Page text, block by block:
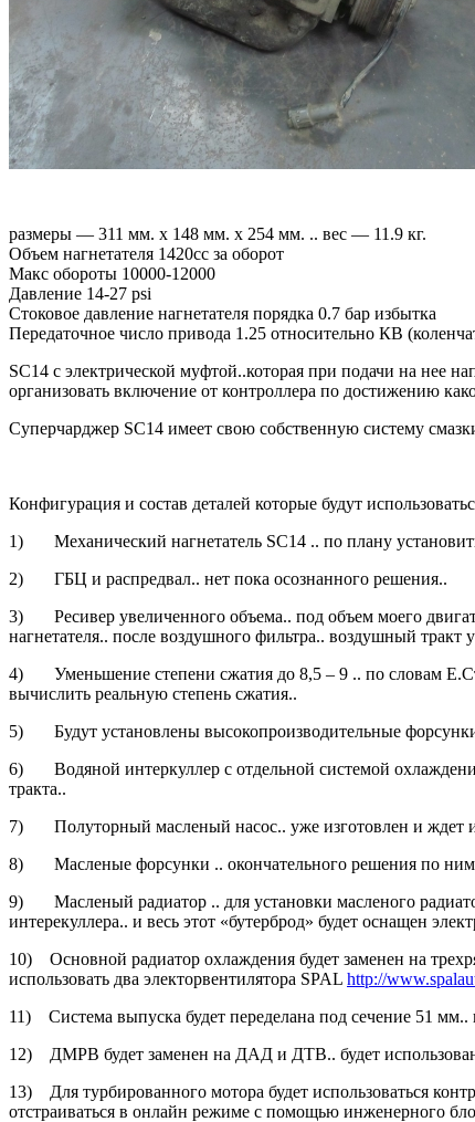
размеры — 311 мм. х 148 мм. х 254 мм. .. вес — 11.9 кг.
Объем нагнетателя 1420сс за оборот
Макс обороты 10000-12000
Давление 14-27 psi
Стоковое давление нагнетателя порядка 0.7 бар избытка
Передаточное число привода 1.25 относительно КВ
SC14 с электрической муфтой..которая при подачи на нее
организовать включение от контроллера по достижению
Суперчарджер SC14 имеет свою собственную систему
Конфигурация и состав деталей которые будут
1) Механический нагнетатель SC14 .. по плану
2) ГБЦ и распредвал.. нет пока осознанного решения..
3) Ресивер увеличенного объема.. под объем моего
нагнетателя.. после воздушного фильтра.. воздушный
4) Уменьшение степени сжатия до 8,5 – 9 .. по словам
вычислить реальную степень сжатия..
5) Будут установлены высокопроизводительные
6) Водяной интеркуллер с отдельной системой
тракта..
7) Полуторный масленый насос.. уже изготовлен и ждет
8) Масленые форсунки .. окончательного решения по ним
9) Масленый радиатор .. для установки масленого
интерекуллера.. и весь этот «бутерброд» будет оснащен
10) Основной радиатор охлаждения будет заменен на
использовать два электорвентилятора SPAL http://
11) Система выпуска будет переделана под сечение 51
12) ДМРВ будет заменен на ДАД и ДТВ.. будет
13) Для турбированного мотора будет использоваться
отстраиваться в онлайн режиме с помощью инженерного